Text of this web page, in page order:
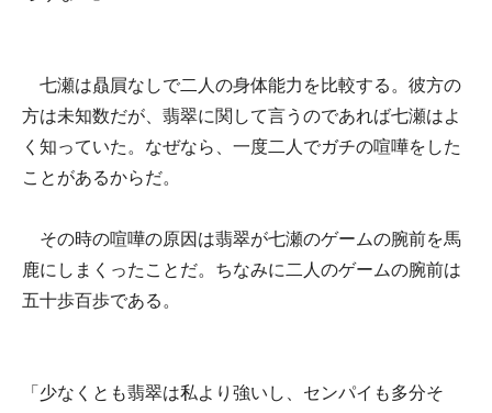
七瀬は贔屓なしで二人の身体能力を比較する。彼方の
方は未知数だが、翡翠に関して言うのであれば七瀬はよ
く知っていた。なぜなら、一度二人でガチの喧嘩をした
ことがあるからだ。
その時の喧嘩の原因は翡翠が七瀬のゲームの腕前を馬
鹿にしまくったことだ。ちなみに二人のゲームの腕前は
五十歩百歩である。
「少なくとも翡翠は私より強いし、センパイも多分そ